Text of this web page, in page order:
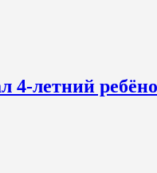
4-летний